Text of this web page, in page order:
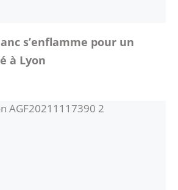
s’enflamme pour un
à Lyon